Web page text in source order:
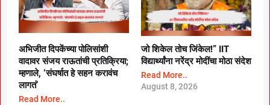
अभिजीत दिपकेंच्या पोलिसांशी
वादावर संजय राऊतांची प्रतिक्रिया;
म्हणाले, ‘संघर्षात हे सहन करावंच
लागतं’
Read More..
जो शिकेल तोच जिंकेल!” IIT
विद्यार्थ्यांना नरेंद्र मोदींचा मोठा संदेश
Read More..
August 8, 2026